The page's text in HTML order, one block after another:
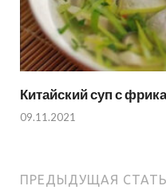
Китайский суп с
09.11.2021
ПРЕДЫДУЩАЯ